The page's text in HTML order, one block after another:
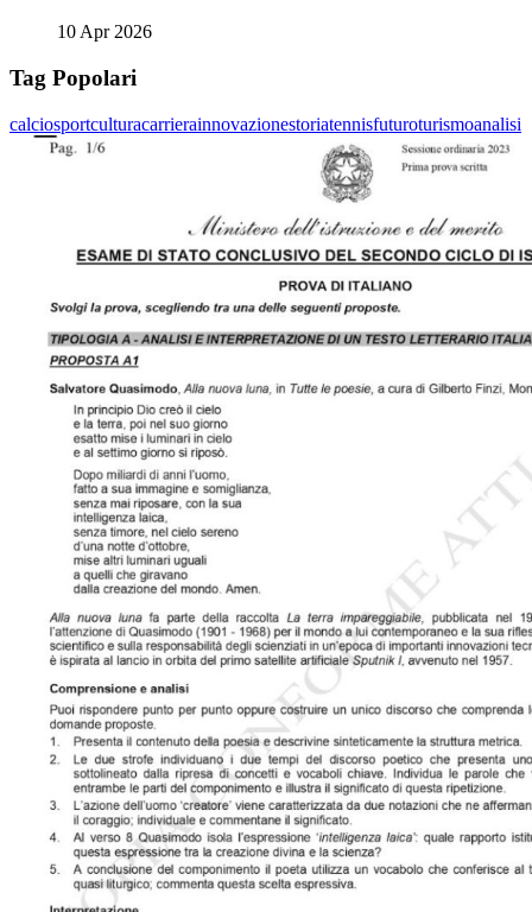
10 Apr 2026
Tag Popolari
calciosportculturacarrierainnovazionestoriatennisfuturoturismoanalisi